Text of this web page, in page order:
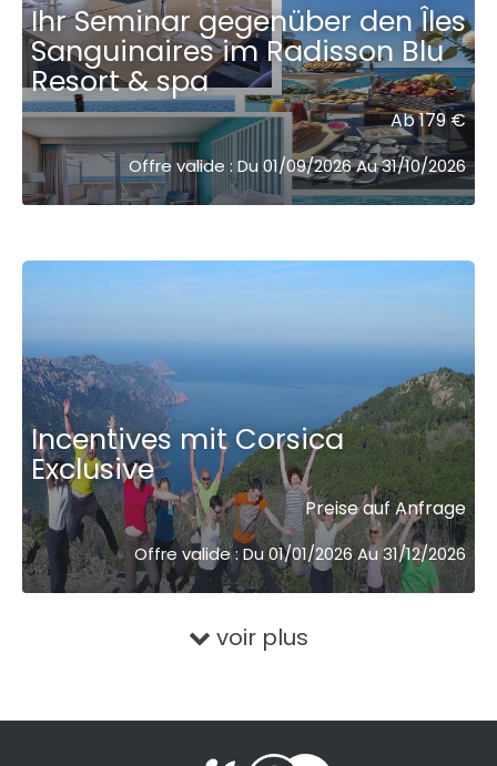
Ihr Seminar gegenüber den Îles
Sanguinaires im Radisson Blu
Resort & spa ͏ ͏ ͏ ͏ ͏ ͏ ͏ ͏ ͏
Ab 179 €
Offre valide : Du 01/09/2026 Au 31/10/2026
Incentives mit Corsica
Exclusive
Preise auf Anfrage
Offre valide : Du 01/01/2026 Au 31/12/2026
voir plus